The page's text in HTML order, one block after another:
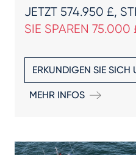
JETZT 574.950 £,
SIE SPAREN 75.000
ERKUNDIGEN SIE SICH
MEHR INFOS